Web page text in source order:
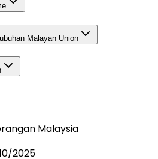
Malayan Union
Malaysia
2025